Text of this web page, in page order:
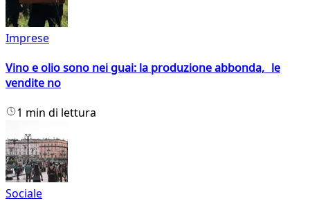
Imprese
Vino e olio sono nei guai: la produzione abbonda, le
vendite no
1 min di lettura
Sociale